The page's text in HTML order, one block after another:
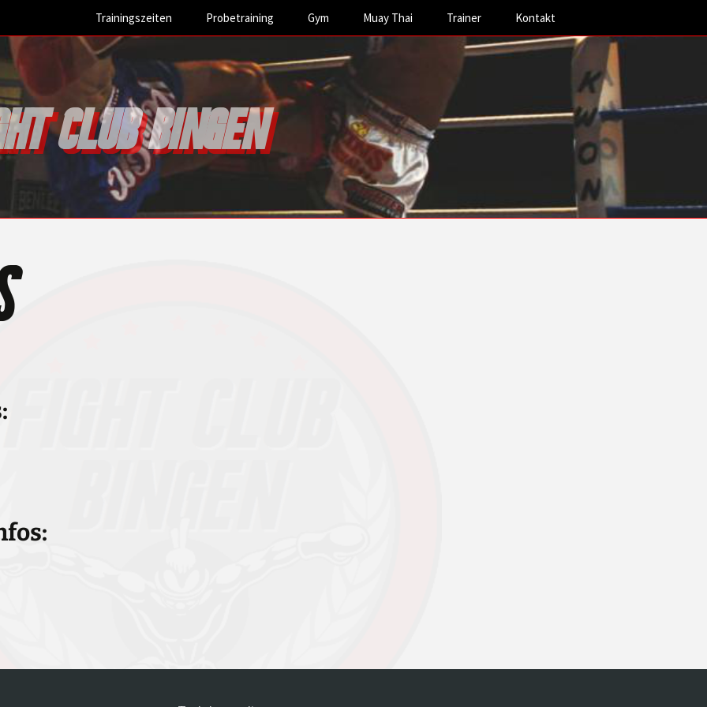
Trainingszeiten Probetraining Gym Muay Thai
Thaiboxen Deutschland
Trainer
Mario Marras
Rick Skronn
Hannah Karst
Kontakt
Club Bingen